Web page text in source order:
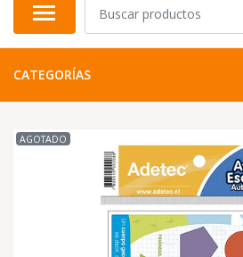
CATEGORÍAS
AGOTADO